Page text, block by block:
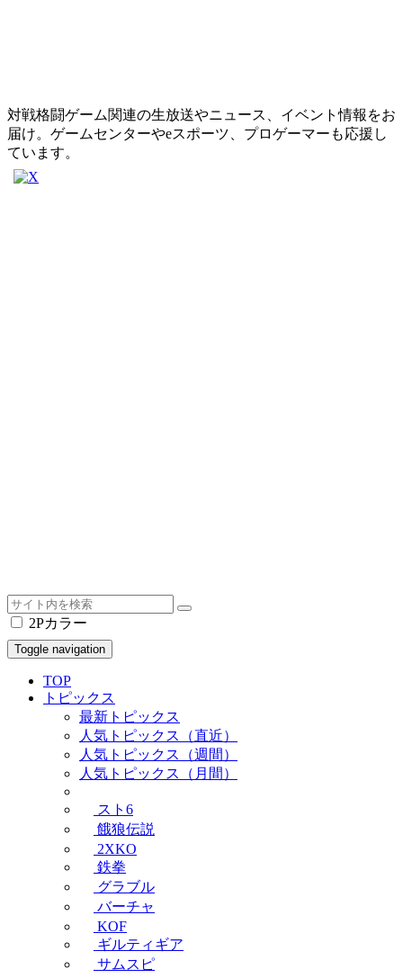
対戦格闘ゲーム関連の生放送やニュース、イベント情報をお
届け。ゲームセンターやeスポーツ、プロゲーマーも応援し
ています。
2Pカラー
Toggle navigation
TOP
トピックス
最新トピックス
人気トピックス（直近）
人気トピックス（週間）
人気トピックス（月間）
スト6
餓狼伝説
2XKO
鉄拳
グラブル
バーチャ
KOF
ギルティギア
サムスピ